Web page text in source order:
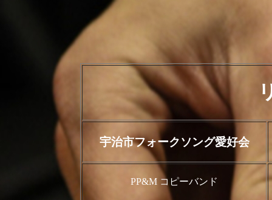
宇治市フォークソング愛好会
PP&M コピーバンド